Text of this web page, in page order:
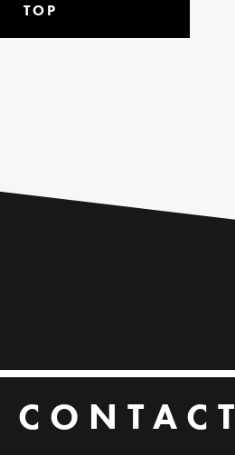
TOP
CONTACT